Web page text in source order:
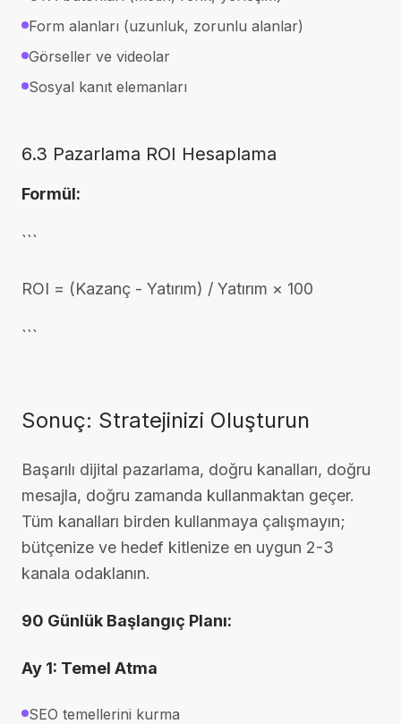
Form alanları (uzunluk, zorunlu alanlar)
Görseller ve videolar
Sosyal kanıt elemanları
6.3 Pazarlama ROI Hesaplama
Formül:
```
ROI = (Kazanç - Yatırım) / Yatırım × 100
```
Sonuç: Stratejinizi Oluşturun
Başarılı dijital pazarlama, doğru kanalları, doğru
mesajla, doğru zamanda kullanmaktan geçer.
Tüm kanalları birden kullanmaya çalışmayın;
bütçenize ve hedef kitlenize en uygun 2-3
kanala odaklanın.
90 Günlük Başlangıç Planı:
Ay 1: Temel Atma
SEO temellerini kurma